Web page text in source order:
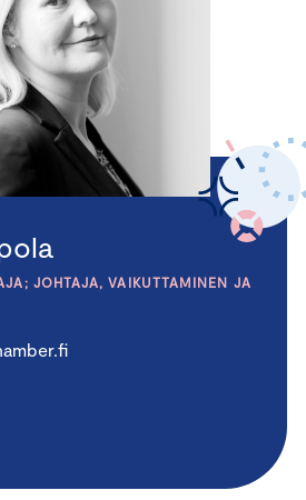
JOHTAJA, VAIKUTTAMINEN JA